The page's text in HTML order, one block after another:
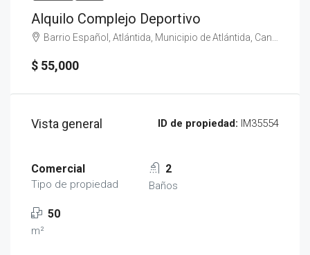
Alquilo Complejo Deportivo
Barrio Español, Atlántida, Municipio de Atlántida, Canelones, 16000, Uruguay
$ 55,000
Vista general ID de propiedad: IM35554
Comercial
Tipo de propiedad
2
Baños
50
m²